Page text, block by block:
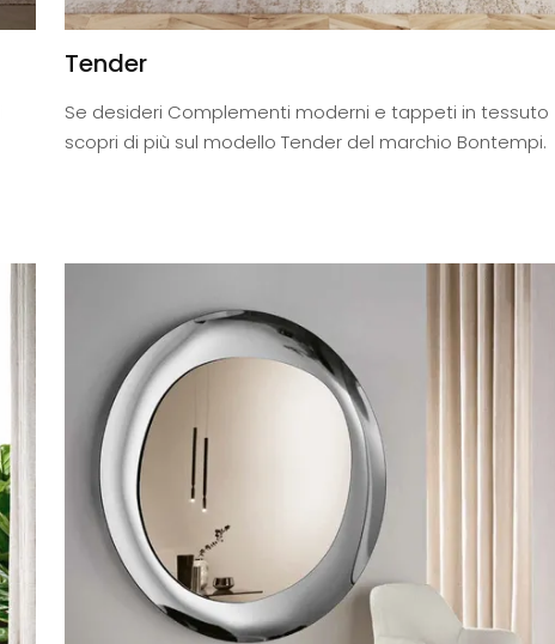
Tender
Se desideri Complementi moderni e tappeti in tessuto
scopri di più sul modello Tender del marchio Bontempi.